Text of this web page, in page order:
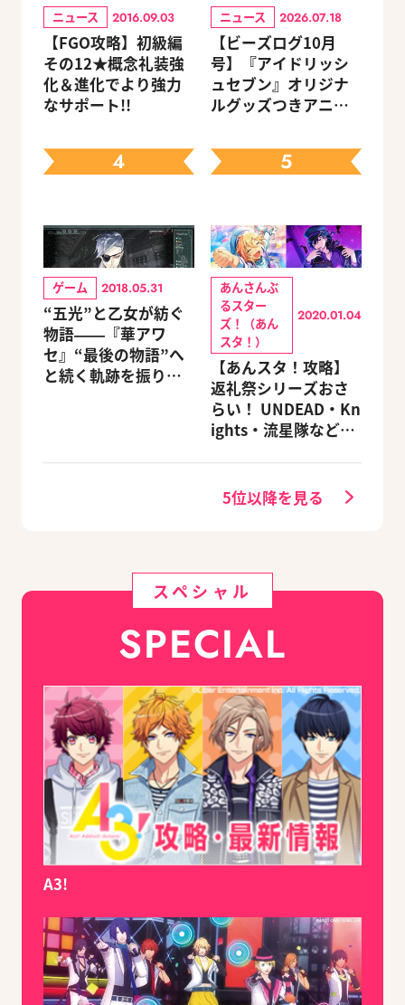
ニュース 2016.09.03
【FGO攻略】初級編
その12★概念礼装強
化＆進化でより強力
なサポート!!
ニュース 2026.07.18
【ビーズログ10月
号】『アイドリッシ
ュセブン』オリジナ
ルグッズつきアニメ
Xパック予約受付中！
4
ゲーム 2018.05.31
“五光”と乙女が紡ぐ
物語――『華アワ
セ』“最後の物語”へ
と続く軌跡を振り返
5
あんさんぶ
るスター
ズ！（あん
スタ！）
2020.01.04
【あんスタ！攻略】
返礼祭シリーズおさ
らい！ UNDEAD・Kn
ights・流星隊など、
5位以降を見る
スペシャル
SPECIAL
A3!